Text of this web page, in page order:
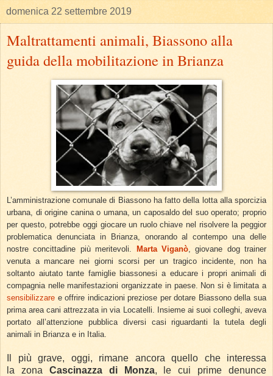
domenica 22 settembre 2019
Maltrattamenti animali, Biassono alla
guida della mobilitazione in Brianza
L’amministrazione comunale di Biassono ha fatto della lotta alla sporcizia
urbana, di origine canina o umana, un caposaldo del suo operato; proprio
per questo, potrebbe oggi giocare un ruolo chiave nel risolvere la peggior
problematica denunciata in Brianza, onorando al contempo una delle
nostre concittadine più meritevoli.
Marta Viganò, giovane dog trainer
venuta a mancare nei giorni scorsi per un tragico incidente, non ha
soltanto aiutato tante famiglie biassonesi a educare i propri animali di
compagnia nelle manifestazioni organizzate in paese. Non si è limitata a
sensibilizzare e offrire indicazioni preziose per dotare Biassono della sua
prima area cani attrezzata in via Locatelli. Insieme ai suoi colleghi, aveva
portato all’attenzione pubblica diversi casi riguardanti la tutela degli
animali in Brianza e in Italia.
Il più grave, oggi, rimane ancora quello che interessa
la zona Cascinazza di Monza, le cui prime denunce